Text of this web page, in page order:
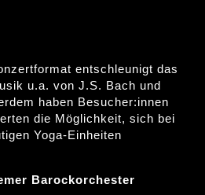
entschleunigt das
u.a. von J.S. Bach und
haben Besucher:innen
die Möglichkeit, sich bei
Yoga-Einheiten
Barockorchester